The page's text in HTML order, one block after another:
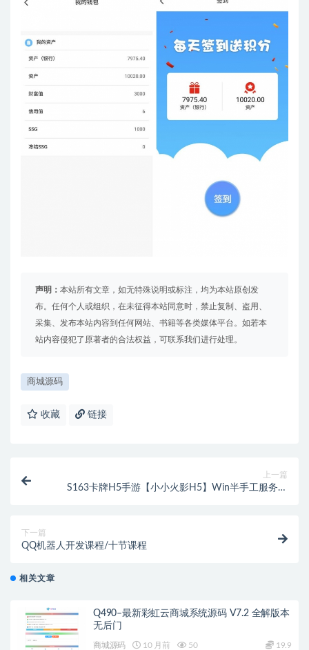
声明： 本站所有文章，如无特殊说明或标注，均为本站原创发
布。任何个人或组织，在未征得本站同意时，禁止复制、盗用、
采集、发布本站内容到任何网站、书籍等各类媒体平台。如若本
站内容侵犯了原著者的合法权益，可联系我们进行处理。
商城源码
收藏 链接
上一篇
S163卡牌H5手游【小小火影H5】Win半手工服务端
下一篇
QQ机器人开发课程/十节课程
相关文章
Q490–最新彩虹云商城系统源码 V7.2 全解版本
无后门
商城源码 10 月前 50 19.9